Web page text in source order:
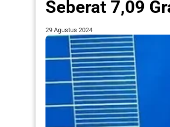
Seberat 7,09
29 Agustus 2024